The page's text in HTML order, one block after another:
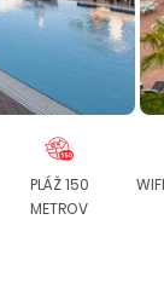
PLÁŽ 150
METROV